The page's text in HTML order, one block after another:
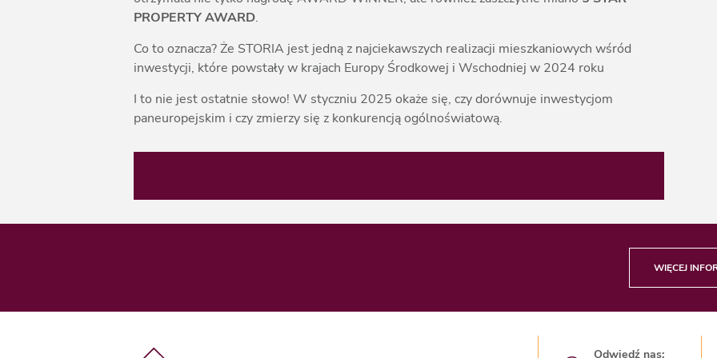
PROPERTY AWARD.
Co to oznacza? Że STORIA jest jedną z najciekawszych realizacji mieszkaniowych wśród
inwestycji, które powstały w krajach Europy Środkowej i Wschodniej w 2024 roku
I to nie jest ostatnie słowo! W styczniu 2025 okaże się, czy dorównuje inwestycjom
paneuropejskim i czy zmierzy się z konkurencją ogólnoświatową.
WIĘCEJ
Odwiedź nas: